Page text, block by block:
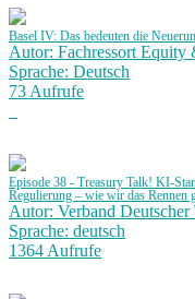
Basel IV: Das bedeuten die
Autor: Fachressort Equity
Sprache: Deutsch
73 Aufrufe
Episode 38 - Treasury Talk! KI-
Regulierung – wie wir das Rennen
Autor: Verband Deutscher
Sprache: deutsch
1364 Aufrufe